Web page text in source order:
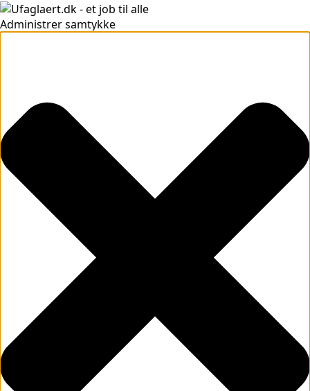
Administrer samtykke